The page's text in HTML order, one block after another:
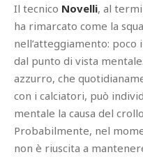
Il tecnico Novelli, al
ha rimarcato come la
nell’atteggiamento:
dal punto di vista
azzurro, che
con i calciatori, può
mentale la causa del
Probabilmente, nel
non è riuscita a